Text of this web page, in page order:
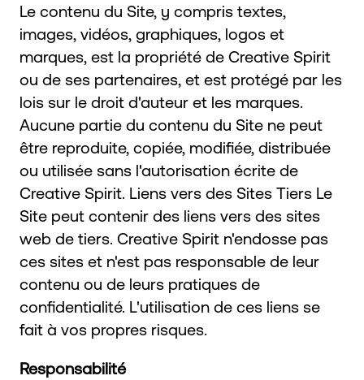
Le contenu du Site, y compris textes,
images, vidéos, graphiques, logos et
marques, est la propriété de Creative Spirit
ou de ses partenaires, et est protégé par les
lois sur le droit d'auteur et les marques.
Aucune partie du contenu du Site ne peut
être reproduite, copiée, modifiée, distribuée
ou utilisée sans l'autorisation écrite de
Creative Spirit. Liens vers des Sites Tiers Le
Site peut contenir des liens vers des sites
web de tiers. Creative Spirit n'endosse pas
ces sites et n'est pas responsable de leur
contenu ou de leurs pratiques de
confidentialité. L'utilisation de ces liens se
fait à vos propres risques.
Responsabilité